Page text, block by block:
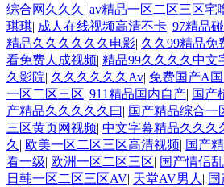
综合网久久久 | av精品一区二区三区宅
琪琪| 成人在线视频高清不卡| 97精品
精品久久久久久久电影| 久久99精品免
看免费人成视频| 精品99久久久久中文
久影院| 久久久久久久Av| 免费国产A
一区二区三区| 911精品国内自产| 国产
产精品久久久久久曰| 国产精品综合一
三区黄页网视频| 中文字幕精品久久久
久 | 欧美一区二区三区高清视频| 国产
看一级| 欧洲一区二区三区| 国产情侣
日韩一区二区三区AV| 天堂AV男人 |